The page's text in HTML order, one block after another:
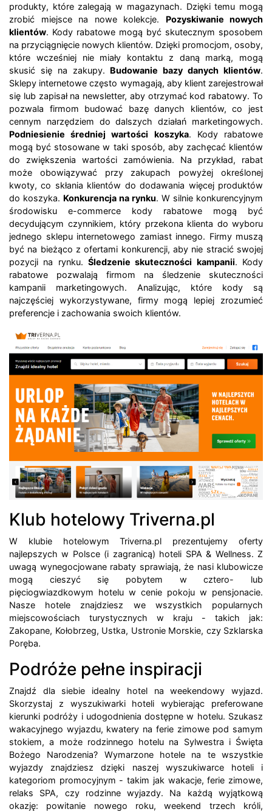
produkty, które zalegają w magazynach. Dzięki temu mogą
zrobić miejsce na nowe kolekcje. Pozyskiwanie nowych
klientów. Kody rabatowe mogą być skutecznym sposobem
na przyciągnięcie nowych klientów. Dzięki promocjom, osoby,
które wcześniej nie miały kontaktu z daną marką, mogą
skusić się na zakupy. Budowanie bazy danych klientów.
Sklepy internetowe często wymagają, aby klient zarejestrował
się lub zapisał na newsletter, aby otrzymać kod rabatowy. To
pozwala firmom budować bazę danych klientów, co jest
cennym narzędziem do dalszych działań marketingowych.
Podniesienie średniej wartości koszyka. Kody rabatowe
mogą być stosowane w taki sposób, aby zachęcać klientów
do zwiększenia wartości zamówienia. Na przykład, rabat
może obowiązywać przy zakupach powyżej określonej
kwoty, co skłania klientów do dodawania więcej produktów
do koszyka. Konkurencja na rynku. W silnie konkurencyjnym
środowisku e-commerce kody rabatowe mogą być
decydującym czynnikiem, który przekona klienta do wyboru
jednego sklepu internetowego zamiast innego. Firmy muszą
być na bieżąco z ofertami konkurencji, aby nie stracić swojej
pozycji na rynku. Śledzenie skuteczności kampanii. Kody
rabatowe pozwalają firmom na śledzenie skuteczności
kampanii marketingowych. Analizując, które kody są
najczęściej wykorzystywane, firmy mogą lepiej zrozumieć
preferencje i zachowania swoich klientów.
Klub hotelowy Triverna.pl
W klubie hotelowym Triverna.pl prezentujemy oferty
najlepszych w Polsce (i zagranicą) hoteli SPA & Wellness. Z
uwagą wynegocjowane rabaty sprawiają, że nasi klubowicze
mogą cieszyć się pobytem w cztero- lub
pięciogwiazdkowym hotelu w cenie pokoju w pensjonacie.
Nasze hotele znajdziesz we wszystkich popularnych
miejscowościach turystycznych w kraju - takich jak:
Zakopane, Kołobrzeg, Ustka, Ustronie Morskie, czy Szklarska
Poręba.
Podróże pełne inspiracji
Znajdź dla siebie idealny hotel na weekendowy wyjazd.
Skorzystaj z wyszukiwarki hoteli wybierając preferowane
kierunki podróży i udogodnienia dostępne w hotelu. Szukasz
wakacyjnego wyjazdu, kwatery na ferie zimowe pod samym
stokiem, a może rodzinnego hotelu na Sylwestra i Święta
Bożego Narodzenia? Wymarzone hotele na te wszystkie
wyjazdy znajdziesz dzięki naszej wyszukiwarce hoteli i
kategoriom promocyjnym - takim jak wakacje, ferie zimowe,
relaks SPA, czy rodzinne wyjazdy. Na każdą wyjątkową
okazję: powitanie nowego roku, weekend trzech króli,